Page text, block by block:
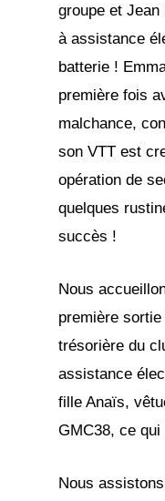
groupe et Jean
à assistance
batterie !
première fois
malchance,
son VTT est
opération de
quelques
succès !
Nous
première
trésorière du
assistance
fille Anaïs,
GMC38, ce
Nous